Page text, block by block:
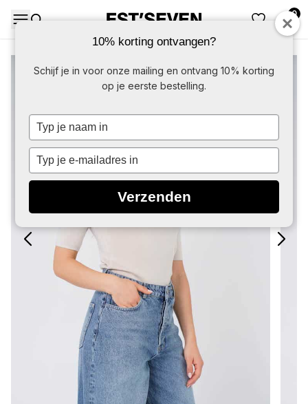
DAMES HEREN
0
-80%
10% korting ontvangen?
Schijf je in voor onze mailing en ontvang 10% korting
op je eerste bestelling.
Typ
naam
Typ
e-
in
Verzenden